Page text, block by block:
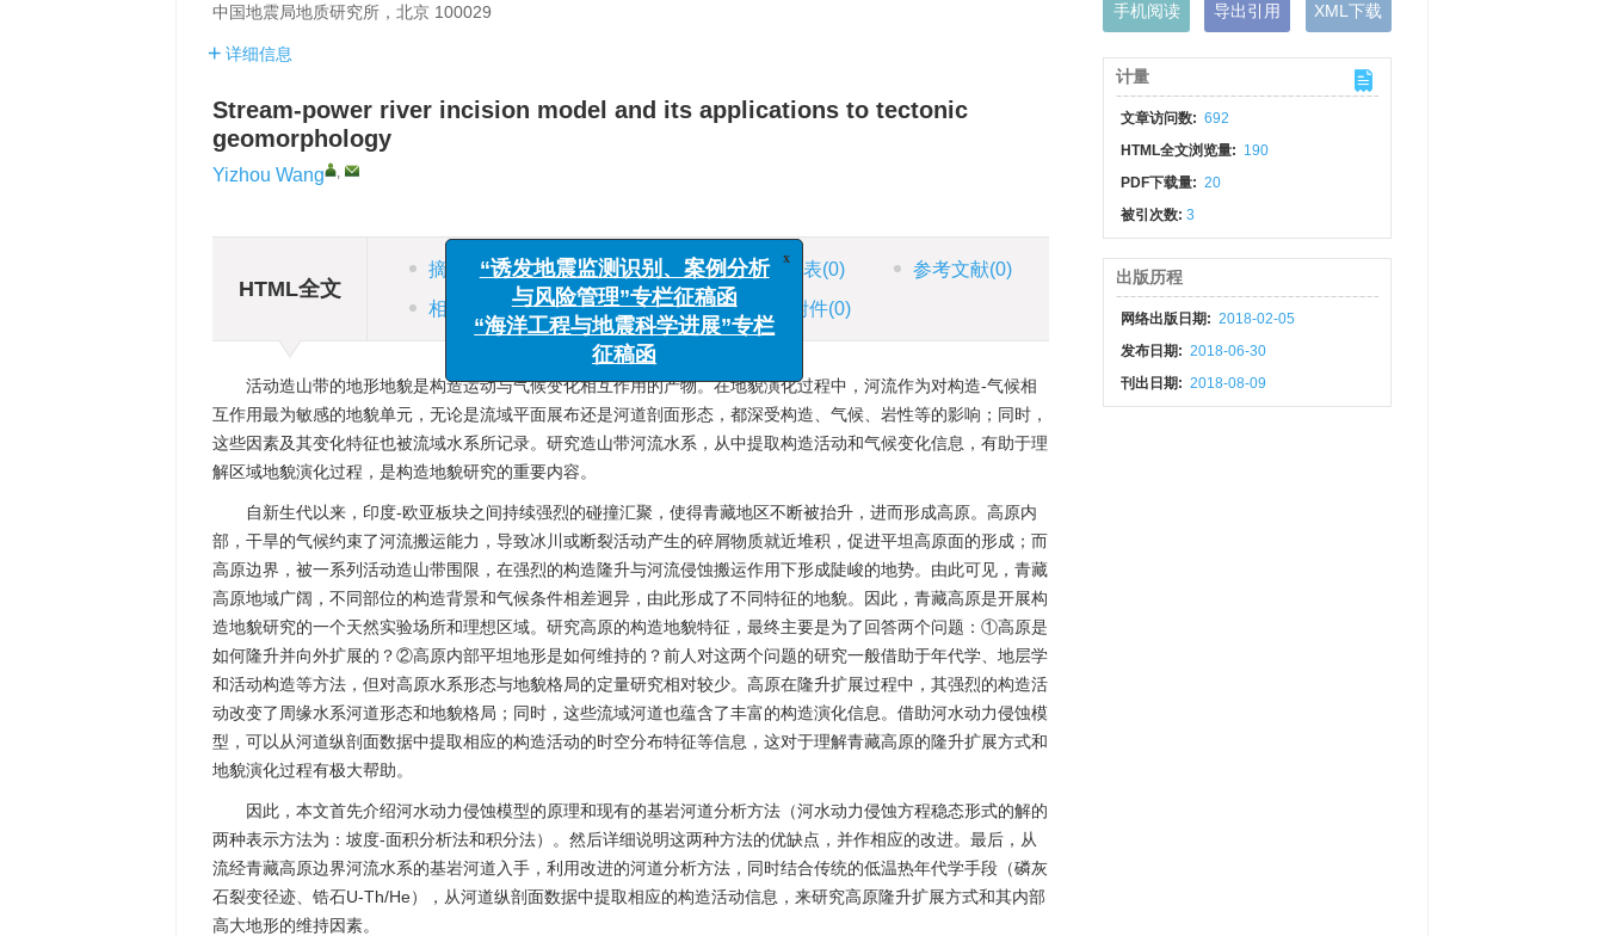
中国地震局地质研究所，北京 100029
详细信息
Stream-power river incision model and its applications to tectonic
geomorphology
Yizhou Wang ,
HTML全文
摘要 HTML全文 图 (0) 表(0) 参考文献(0)
相关文章
施引文献(3) 资源附件(0)
活动造山带的地形地貌是构造运动与气候变化相互作用的产物。在地貌演化过程中，河流作为对构造-气候相
互作用最为敏感的地貌单元，无论是流域平面展布还是河道剖面形态，都深受构造、气候、岩性等的影响；同时，
这些因素及其变化特征也被流域水系所记录。研究造山带河流水系，从中提取构造活动和气候变化信息，有助于理
解区域地貌演化过程，是构造地貌研究的重要内容。
自新生代以来，印度-欧亚板块之间持续强烈的碰撞汇聚，使得青藏地区不断被抬升，进而形成高原。高原内
部，干旱的气候约束了河流搬运能力，导致冰川或断裂活动产生的碎屑物质就近堆积，促进平坦高原面的形成；而
高原边界，被一系列活动造山带围限，在强烈的构造隆升与河流侵蚀搬运作用下形成陡峻的地势。由此可见，青藏
高原地域广阔，不同部位的构造背景和气候条件相差迥异，由此形成了不同特征的地貌。因此，青藏高原是开展构
造地貌研究的一个天然实验场所和理想区域。研究高原的构造地貌特征，最终主要是为了回答两个问题：①高原是
如何隆升并向外扩展的？②高原内部平坦地形是如何维持的？前人对这两个问题的研究一般借助于年代学、地层学
和活动构造等方法，但对高原水系形态与地貌格局的定量研究相对较少。高原在隆升扩展过程中，其强烈的构造活
动改变了周缘水系河道形态和地貌格局；同时，这些流域河道也蕴含了丰富的构造演化信息。借助河水动力侵蚀模
型，可以从河道纵剖面数据中提取相应的构造活动的时空分布特征等信息，这对于理解青藏高原的隆升扩展方式和
地貌演化过程有极大帮助。
因此，本文首先介绍河水动力侵蚀模型的原理和现有的基岩河道分析方法（河水动力侵蚀方程稳态形式的解的
两种表示方法为：坡度-面积分析法和积分法）。然后详细说明这两种方法的优缺点，并作相应的改进。最后，从
流经青藏高原边界河流水系的基岩河道入手，利用改进的河道分析方法，同时结合传统的低温热年代学手段（磷灰
石裂变径迹、锆石U-Th/He），从河道纵剖面数据中提取相应的构造活动信息，来研究高原隆升扩展方式和其内部
高大地形的维持因素。
手机阅读 导出引用 XML下载
计量
文章访问数: 692
HTML全文浏览量: 190
PDF下载量: 20
被引次数:3
出版历程
网络出版日期: 2018-02-05
发布日期: 2018-06-30
刊出日期: 2018-08-09
与风险管理”专栏征稿函
“海洋工程与地震科学进展”专栏
征稿函